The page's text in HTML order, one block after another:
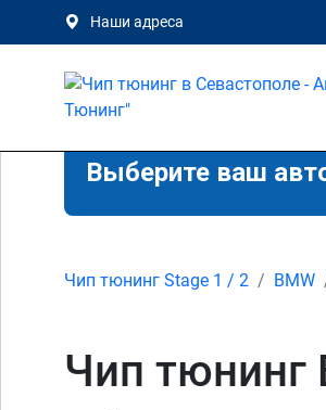
Наши адреса
Выберите ваш
Чип тюнинг Stage 1 / 2 BMW
Чип тюнинг